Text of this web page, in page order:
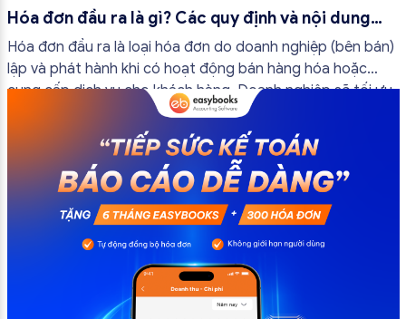
Hóa đơn đầu ra là gì? Các quy định và nội dung
bắt buộc mới nhất
Hóa đơn đầu ra là loại hóa đơn do doanh nghiệp (bên bán)
lập và phát hành khi có hoạt động bán hàng hóa hoặc
cung cấp dịch vụ cho khách hàng. Doanh nghiệp sẽ tối ưu
quy trình vận hành và tránh được những án phạt hành
chính không đáng có nếu nắm rõ […]